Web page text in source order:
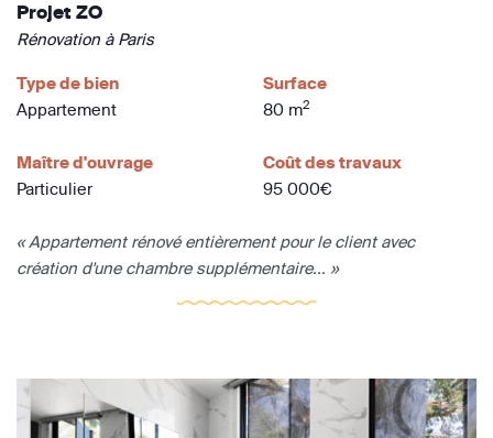
Projet ZO
Rénovation à Paris
Type de bien
Appartement
Surface
80 m2
Maître d'ouvrage
Particulier
Coût des travaux
95 000€
« Appartement rénové entièrement pour le client avec
création d'une chambre supplémentaire... »